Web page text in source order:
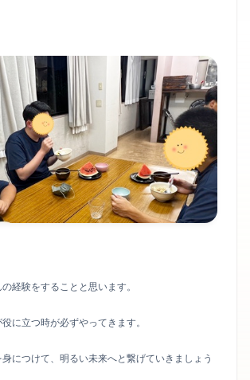
経験をすることと思います。
に立つ時が必ずやってきます。
につけて、明るい未来へと繋げていきましょう